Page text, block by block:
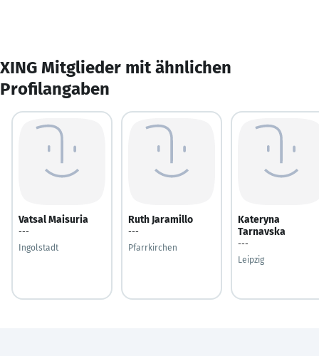
XING Mitglieder mit ähnlichen
Profilangaben
Vatsal Maisuria
---
Ingolstadt
Ruth Jaramillo
---
Pfarrkirchen
Kateryna
Tarnavska
---
Leipzig